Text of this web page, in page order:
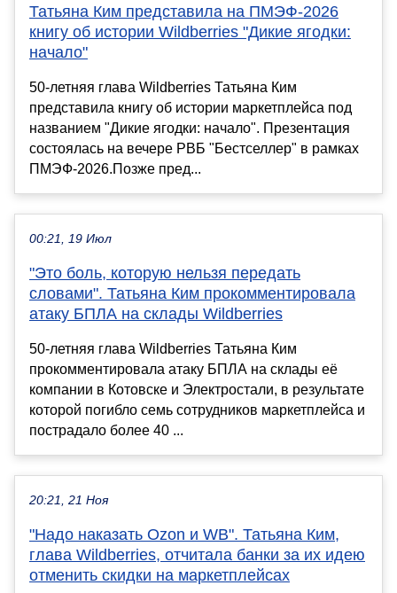
Татьяна Ким представила на ПМЭФ-2026
книгу об истории Wildberries "Дикие ягодки:
начало"
50-летняя глава Wildberries Татьяна Ким
представила книгу об истории маркетплейса под
названием "Дикие ягодки: начало". Презентация
состоялась на вечере РВБ "Бестселлер" в рамках
ПМЭФ-2026.Позже пред...
00:21, 19 Июл
"Это боль, которую нельзя передать
словами". Татьяна Ким прокомментировала
атаку БПЛА на склады Wildberries
50-летняя глава Wildberries Татьяна Ким
прокомментировала атаку БПЛА на склады её
компании в Котовске и Электростали, в результате
которой погибло семь сотрудников маркетплейса и
пострадало более 40 ...
20:21, 21 Ноя
"Надо наказать Ozon и WB". Татьяна Ким,
глава Wildberries, отчитала банки за их идею
отменить скидки на маркетплейсах